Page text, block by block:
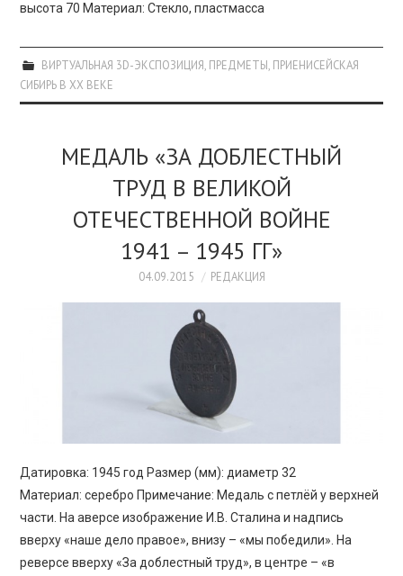
высота 70 Материал: Стекло, пластмасса
ВИРТУАЛЬНАЯ 3D-ЭКСПОЗИЦИЯ, ПРЕДМЕТЫ, ПРИЕНИСЕЙСКАЯ
СИБИРЬ В XX ВЕКЕ
МЕДАЛЬ «ЗА ДОБЛЕСТНЫЙ
ТРУД В ВЕЛИКОЙ
ОТЕЧЕСТВЕННОЙ ВОЙНЕ
1941 – 1945 ГГ»
04.09.2015 РЕДАКЦИЯ
Датировка: 1945 год Размер (мм): диаметр 32
Материал: серебро Примечание: Медаль с петлёй у верхней
части. На аверсе изображение И.В. Сталина и надпись
вверху «наше дело правое», внизу – «мы победили». На
реверсе вверху «За доблестный труд», в центре – «в